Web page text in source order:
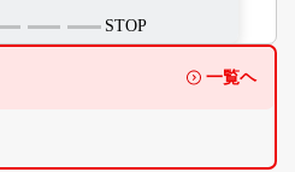
STOP
一覧ヘ